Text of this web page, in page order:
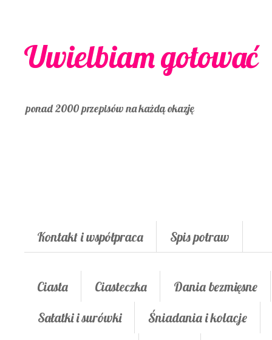
Uwielbiam gotować
ponad 2000 przepisów na każdą okazję
Kontakt i współpraca Spis potraw
Ciasta Ciasteczka
Dania bezmięsne
Sałatki i surówki
Śniadania i kolacje